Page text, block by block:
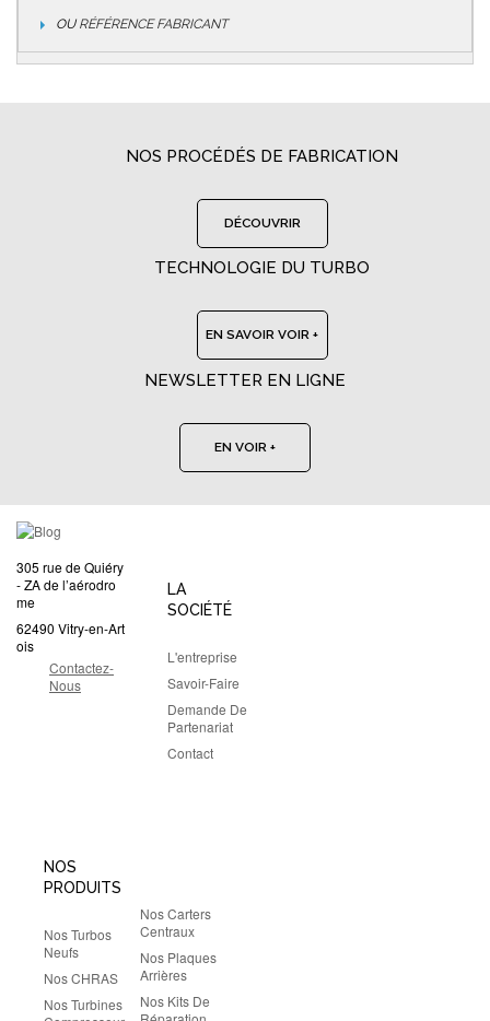
OURÉFÉRENCE FABRICANT
NOS PROCÉDÉS DE FABRICATION
DÉCOUVRIR
TECHNOLOGIE DU TURBO
EN SAVOIR VOIR +
NEWSLETTER EN LIGNE
EN VOIR +
305 rue de Quiéry
- ZA de l’aérodro
me
62490 Vitry-en-Art
ois
Contactez-
Nous
LA
SOCIÉTÉ
L'entreprise
Savoir-Faire
Demande De
Partenariat
Contact
NOS
PRODUITS
Nos Turbos
Neufs
Nos CHRAS
Nos Turbines
Nos Carters
Centraux
Nos Plaques
Arrières
Nos Kits De